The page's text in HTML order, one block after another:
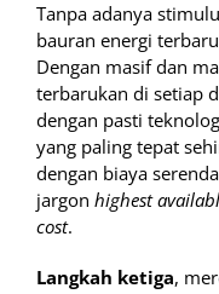
Tanpa adanya
bauran energi
Dengan masif dan
terbarukan di setiap
dengan pasti
yang paling tepat
dengan biaya
jargon highest
cost.
Langkah ketiga,